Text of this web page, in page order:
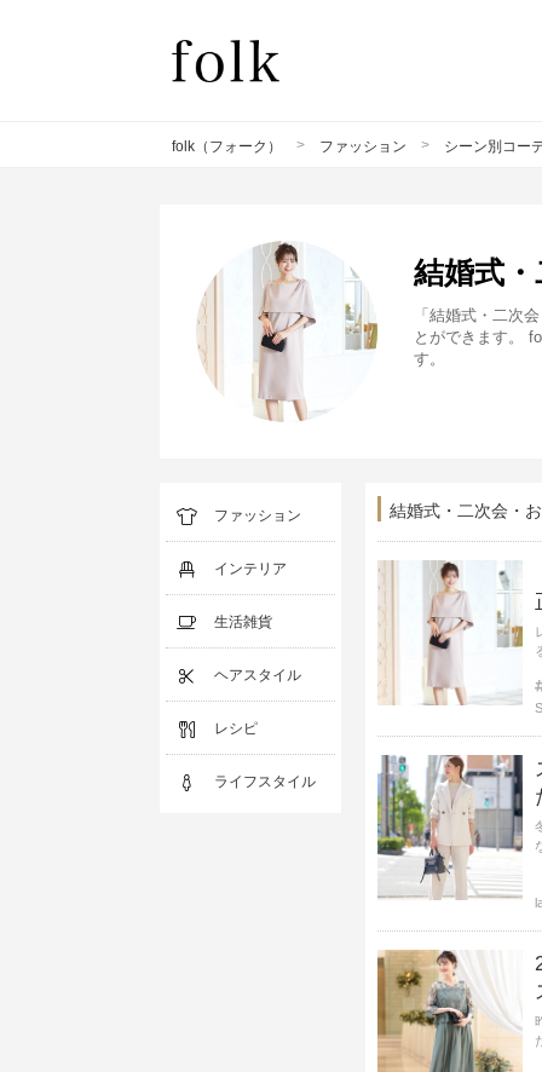
folk（フォーク） > ファッション > シーン別コー
結婚式
「結婚式・二次
とができます。
す。
ファッション
インテリア
生活雑貨
ヘアスタイル
レシピ
ライフスタイル
結婚式・二次会・